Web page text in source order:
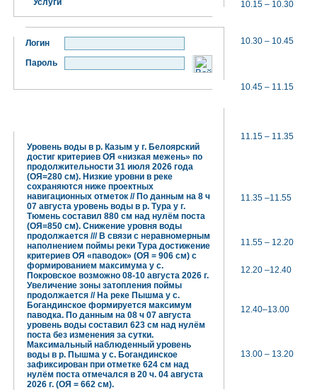
Услуги
Логин
Пароль
Уровень воды в р. Казым у г. Белоярский
достиг критериев ОЯ «низкая межень» по
продолжительности 31 июля 2026 года
(ОЯ=280 см). Низкие уровни в реке
сохраняются ниже проектных
навигационных отметок // По данным на 8 ч
07 августа уровень воды в р. Тура у г.
Тюмень составил 880 см над нулём поста
(ОЯ=850 см). Снижение уровня воды
продолжается /// В связи с неравномерным
наполнением поймы реки Тура достижение
критериев ОЯ «паводок» (ОЯ = 906 см) с
формированием максимума у с.
Покровское возможно 08-10 августа 2026 г.
Увеличение зоны затопления поймы
продолжается // На реке Пышма у с.
Богандинское формируется максимум
паводка. По данным на 08 ч 07 августа
уровень воды составил 623 см над нулём
поста без изменения за сутки.
Максимальный наблюденный уровень
воды в р. Пышма у с. Богандинское
зафиксирован при отметке 624 см над
нулём поста отмечался в 20 ч. 04 августа
2026 г. (ОЯ = 662 см).
10.15 – 10.30
10.30 – 10.45
10.45 – 11.15
11.15 – 11.35
11.35 –11.55
11.55 – 12.20
12.20 –12.40
12.40–13.00
13.00 – 13.20